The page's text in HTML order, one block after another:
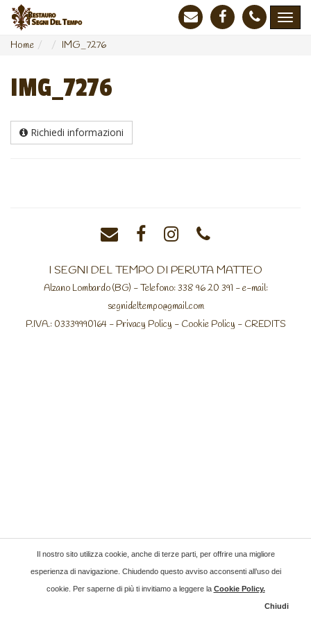
Home IMG_7276
IMG_7276
Richiedi informazioni
I SEGNI DEL TEMPO DI PERUTA MATTEO
Alzano Lombardo (BG) - Telefono: 338 96 20 391 - e-mail:
segnideltempo@gmail.com
P.IVA.: 03339990164 - Privacy Policy - Cookie Policy - CREDITS
Il nostro sito utilizza cookie, anche di terze parti, per offrire una migliore
esperienza di navigazione. Chiudendo questo avviso acconsenti all’uso dei
cookie. Per saperne di più ti invitiamo a leggere la Cookie Policy.
Chiudi